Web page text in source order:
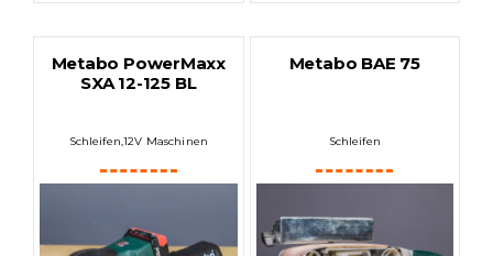
Metabo PowerMaxx
SXA 12-125 BL
Schleifen ,12V Maschinen
Metabo BAE 75
Schleifen